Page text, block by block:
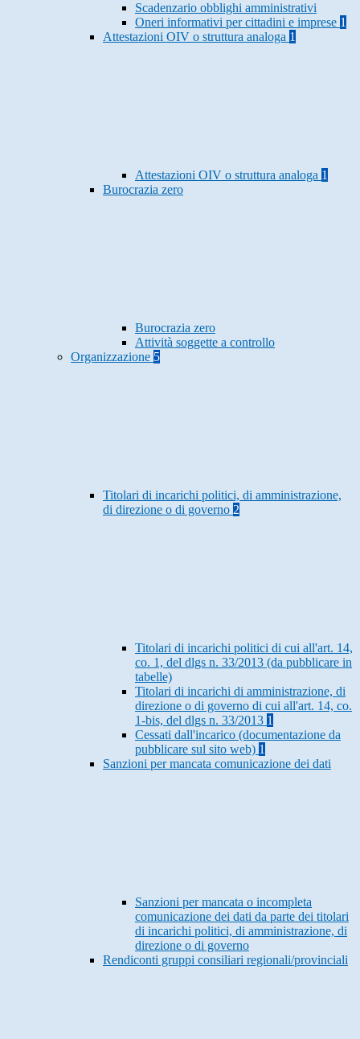
Scadenzario obblighi amministrativi
Oneri informativi per cittadini e imprese 1
Attestazioni OIV o struttura analoga 1
Attestazioni OIV o struttura analoga 1
Burocrazia zero
Burocrazia zero
Attività soggette a controllo
Organizzazione 5
Titolari di incarichi politici, di amministrazione,
di direzione o di governo 2
Titolari di incarichi politici di cui all'art. 14,
co. 1, del dlgs n. 33/2013 (da pubblicare in
tabelle)
Titolari di incarichi di amministrazione, di
direzione o di governo di cui all'art. 14, co.
1-bis, del dlgs n. 33/2013 1
Cessati dall'incarico (documentazione da
pubblicare sul sito web) 1
Sanzioni per mancata comunicazione dei dati
Sanzioni per mancata o incompleta
comunicazione dei dati da parte dei titolari
di incarichi politici, di amministrazione, di
direzione o di governo
Rendiconti gruppi consiliari regionali/provinciali